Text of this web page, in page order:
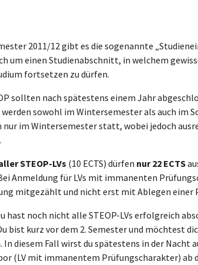
2011/12 gibt es die sogenannte
um einen Studienabschnitt, in welchem
fortsetzen zu dürfen.
sollten nach spätestens einem Jahr
sowohl im Wintersemester als auch im
nur im Wintersemester statt, wobei jedoch
STEOP-LVs (10 ECTS) dürfen nur 22 ECTS
Anmeldung für LVs mit immanenten
mitgezählt und nicht erst mit Ablegen einer
hast noch nicht alle STEOP-LVs erfolgreich
bist kurz vor dem 2. Semester und möchtest
In diesem Fall wirst du spätestens in der
(LV mit immanentem Prüfungscharakter) ab